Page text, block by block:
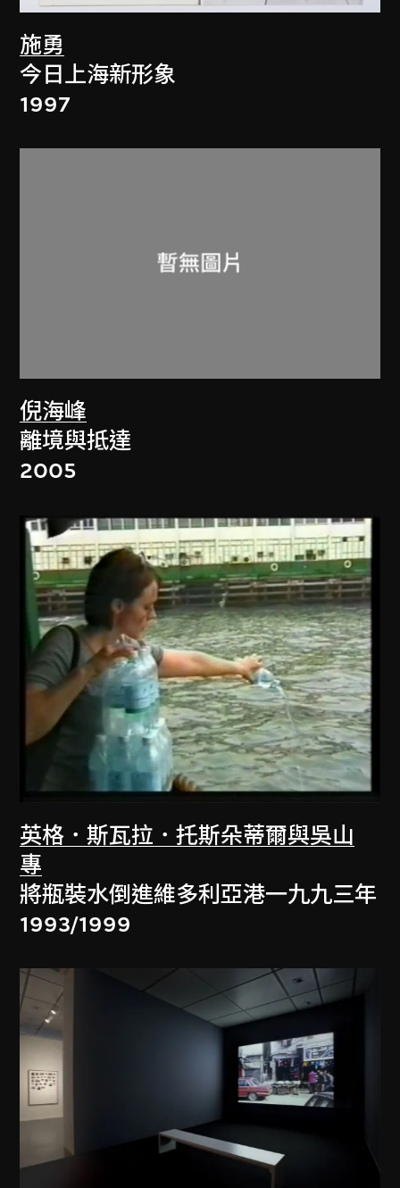
施勇
今日上海新形象
1997
倪海峰
離境與抵達
2005
英格．斯瓦拉．托斯朵蒂爾與吳山
專
將瓶裝水倒進維多利亞港一九九三年
1993/1999